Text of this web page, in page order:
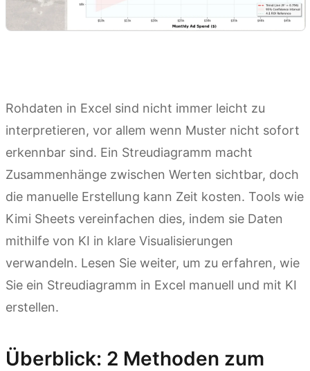
Rohdaten in Excel sind nicht immer leicht zu
interpretieren, vor allem wenn Muster nicht sofort
erkennbar sind. Ein Streudiagramm macht
Zusammenhänge zwischen Werten sichtbar, doch
die manuelle Erstellung kann Zeit kosten. Tools wie
Kimi Sheets vereinfachen dies, indem sie Daten
mithilfe von KI in klare Visualisierungen
verwandeln. Lesen Sie weiter, um zu erfahren, wie
Sie ein Streudiagramm in Excel manuell und mit KI
erstellen.
Überblick: 2 Methoden zum